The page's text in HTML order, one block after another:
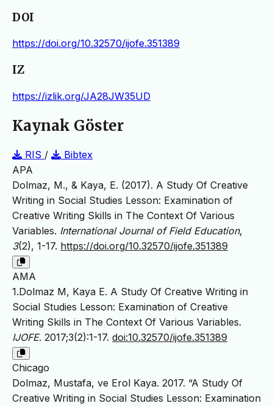
DOI
https://doi.org/10.32570/ijofe.351389
IZ
https://izlik.org/JA28JW35UD
Kaynak Göster
RIS /
Bibtex
APA
Dolmaz, M., & Kaya, E. (2017). A Study Of Creative
Writing in Social Studies Lesson: Examination of
Creative Writing Skills in The Context Of Various
Variables. International Journal of Field Education,
3(2), 1-17. https://doi.org/10.32570/ijofe.351389
AMA
1.Dolmaz M, Kaya E. A Study Of Creative Writing in
Social Studies Lesson: Examination of Creative
Writing Skills in The Context Of Various Variables.
IJOFE. 2017;3(2):1-17. doi:10.32570/ijofe.351389
Chicago
Dolmaz, Mustafa, ve Erol Kaya. 2017. “A Study Of
Creative Writing in Social Studies Lesson: Examination